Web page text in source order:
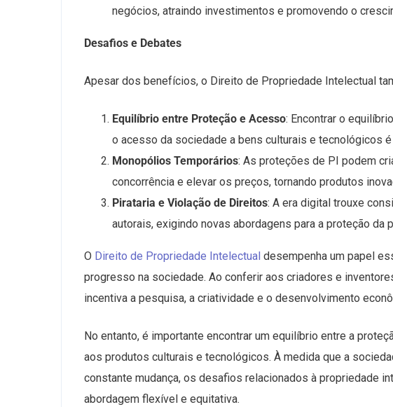
negócios, atraindo investimentos e promovendo o
Desafios e Debates
Apesar dos benefícios, o Direito de Propriedade Intelectual
Equilíbrio entre Proteção e Acesso: Encontrar o
o acesso da sociedade a bens culturais e tecnológicos
Monopólios Temporários: As proteções de PI podem
concorrência e elevar os preços, tornando produtos
Pirataria e Violação de Direitos: A era digital trouxe
autorais, exigindo novas abordagens para a proteção da
O Direito de Propriedade Intelectual desempenha um papel
progresso na sociedade. Ao conferir aos criadores e
incentiva a pesquisa, a criatividade e o desenvolvimento
No entanto, é importante encontrar um equilíbrio entre a
aos produtos culturais e tecnológicos. À medida que a
constante mudança, os desafios relacionados à propriedade
abordagem flexível e equitativa.